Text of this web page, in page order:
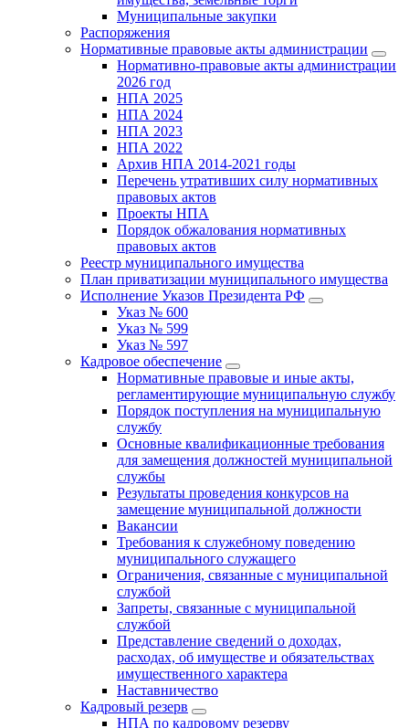
Муниципальные закупки
Распоряжения
Нормативные правовые акты администрации
Нормативно-правовые акты администрации
2026 год
НПА 2025
НПА 2024
НПА 2023
НПА 2022
Архив НПА 2014-2021 годы
Перечень утративших силу нормативных
правовых актов
Проекты НПА
Порядок обжалования нормативных
правовых актов
Реестр муниципального имущества
План приватизации муниципального имущества
Исполнение Указов Президента РФ
Указ № 600
Указ № 599
Указ № 597
Кадровое обеспечение
Нормативные правовые и иные акты,
регламентирующие муниципальную службу
Порядок поступления на муниципальную
службу
Основные квалификационные требования
для замещения должностей муниципальной
службы
Результаты проведения конкурсов на
замещение муниципальной должности
Вакансии
Требования к служебному поведению
муниципального служащего
Ограничения, связанные с муниципальной
службой
Запреты, связанные с муниципальной
службой
Представление сведений о доходах,
расходах, об имуществе и обязательствах
имущественного характера
Наставничество
Кадровый резерв
НПА по кадровому резерву